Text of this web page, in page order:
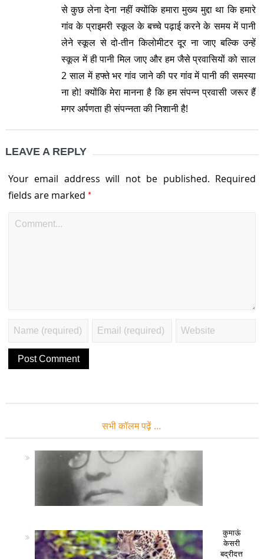
से कुछ लेना देना नहीं क्योंकि हमारा मुख्य मुद्दा था कि हमारे
गांव के प्राइमरी स्कूल के बच्चे पढ़ाई करने के समय में पानी
लेने स्कूल से दो-तीन किलोमीटर दूर ना जाए बल्कि उन्हें
स्कूल में ही पानी मिल जाए और हम जैसे प्रवासियों को साल
2 साल में हफ्ते भर गांव जाने की पर गांव में पानी की समस्या
ना हो! क्योंकि मेरा मानना है कि हम संपन्न प्रवासी जरूर हैं
मगर अर्पणता ही संपन्नता की निशानी है!
LEAVE A REPLY
Your email address will not be published. Required
fields are marked *
सभी कॉलम पढ़ें …
कुमाऊं
केसरी
बद्रीदत्त